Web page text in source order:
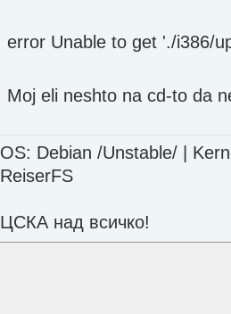
error Unable to get './i386/
Moj eli neshto na cd-to da
OS: Debian /Unstable/ |
ReiserFS
ЦСКА над всичко!